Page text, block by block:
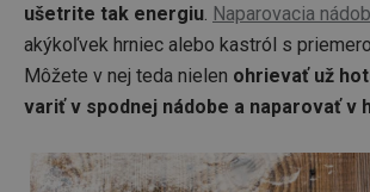
ušetrite tak energiu Naparovacia
akýkoľvek hrniec alebo kastról s
Môžete v nej teda nielen ohrievať už
variť v spodnej nádobe a naparovať v
lastVisitedProducts